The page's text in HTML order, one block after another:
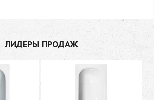
ЛИДЕРЫ ПРОДАЖ